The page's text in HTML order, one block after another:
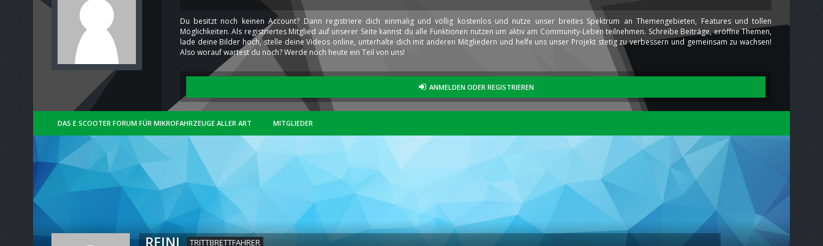
Du besitzt noch keinen Account? Dann registriere dich einmalig und völlig kostenlos und nutze unser breites Spektrum an Themengebieten, Features und tollen
Möglichkeiten. Als registriertes Mitglied auf unserer Seite kannst du alle Funktionen nutzen um aktiv am Community-Leben teilnehmen. Schreibe Beiträge, eröffne Themen,
lade deine Bilder hoch, stelle deine Videos online, unterhalte dich mit anderen Mitgliedern und helfe uns unser Projekt stetig zu verbessern und gemeinsam zu wachsen!
Also worauf wartest du noch? Werde noch heute ein Teil von uns!
ANMELDEN ODER REGISTRIEREN
DAS E SCOOTER FORUM FÜR MIKROFAHRZEUGE ALLER ART MITGLIEDER
REINI TRITTBRETTFAHRER